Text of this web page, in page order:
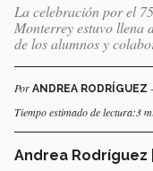
La celebración por el
Monterrey estuvo llena
de los alumnos y
Por ANDREA RODRÍGUEZ
Tiempo estimado de lectura:3
Andrea Rodríguez